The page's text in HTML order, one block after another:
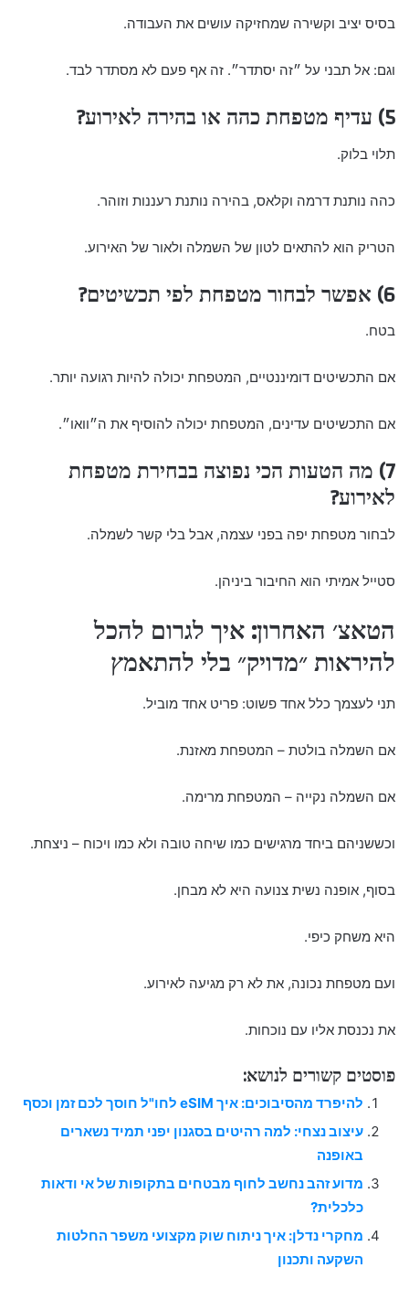
בסיס יציב וקשירה שמחזיקה עושים את העבודה.
וגם: אל תבני על ״זה יסתדר״. זה אף פעם לא מסתדר לבד.
5) עדיף מטפחת כהה או בהירה לאירוע?
תלוי בלוק.
כהה נותנת דרמה וקלאס, בהירה נותנת רעננות וזוהר.
הטריק הוא להתאים לטון של השמלה ולאור של האירוע.
6) אפשר לבחור מטפחת לפי תכשיטים?
בטח.
אם התכשיטים דומיננטיים, המטפחת יכולה להיות רגועה יותר.
אם התכשיטים עדינים, המטפחת יכולה להוסיף את ה״וואו״.
7) מה הטעות הכי נפוצה בבחירת מטפחת
לאירוע?
לבחור מטפחת יפה בפני עצמה, אבל בלי קשר לשמלה.
סטייל אמיתי הוא החיבור ביניהן.
הטאצ׳ האחרון: איך לגרום להכל
להיראות ״מדויק״ בלי להתאמץ
תני לעצמך כלל אחד פשוט: פריט אחד מוביל.
אם השמלה בולטת – המטפחת מאזנת.
אם השמלה נקייה – המטפחת מרימה.
וכששניהם ביחד מרגישים כמו שיחה טובה ולא כמו ויכוח – ניצחת.
בסוף, אופנה נשית צנועה היא לא מבחן.
היא משחק כיפי.
ועם מטפחת נכונה, את לא רק מגיעה לאירוע.
את נכנסת אליו עם נוכחות.
פוסטים קשורים לנושא:
להיפרד מהסיבוכים: איך eSIM לחו"ל חוסך לכם זמן וכסף
עיצוב נצחי: למה רהיטים בסגנון יפני תמיד נשארים
באופנה
מדוע זהב נחשב לחוף מבטחים בתקופות של אי ודאות
כלכלית?
מחקרי נדלן: איך ניתוח שוק מקצועי משפר החלטות
השקעה ותכנון